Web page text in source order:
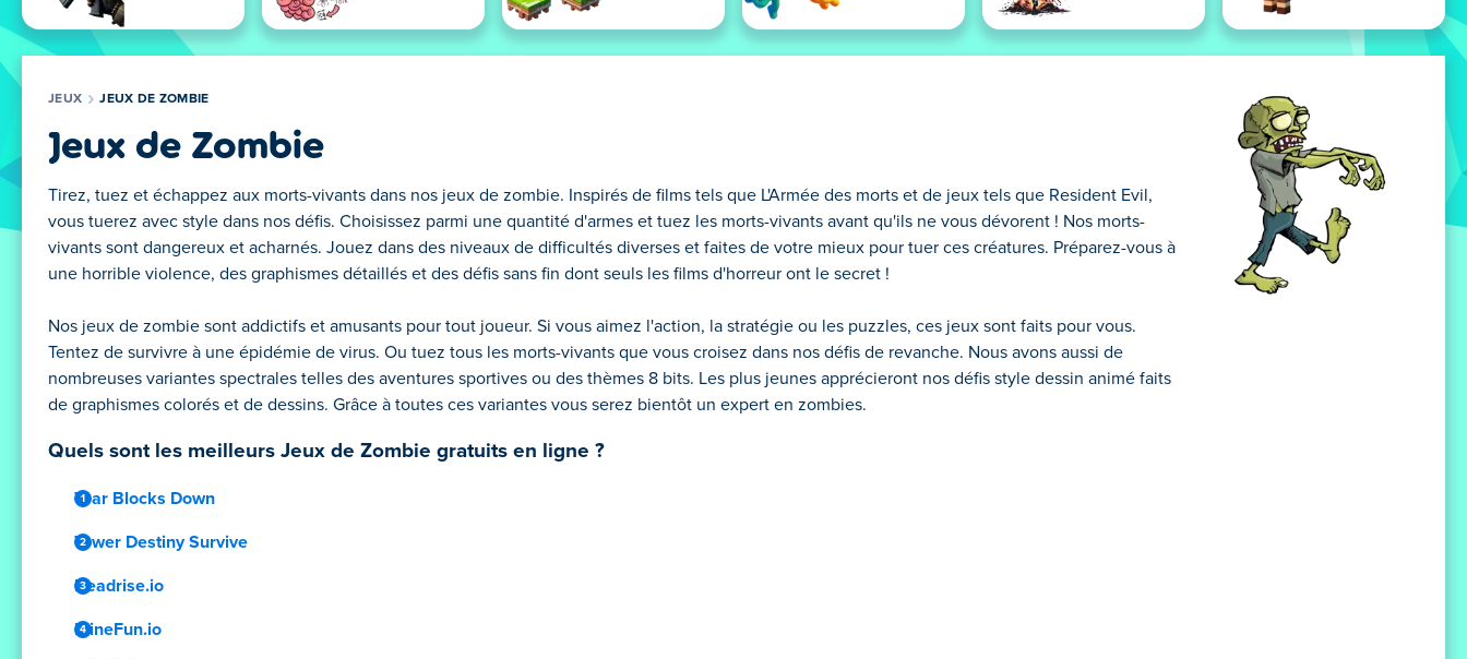
JEUX JEUX DE ZOMBIE
Jeux de Zombie
Tirez, tuez et échappez aux morts-vivants dans nos jeux de zombie. Inspirés de films tels que L'Armée des morts et de jeux tels que Resident Evil,
vous tuerez avec style dans nos défis. Choisissez parmi une quantité d'armes et tuez les morts-vivants avant qu'ils ne vous dévorent ! Nos morts-
vivants sont dangereux et acharnés. Jouez dans des niveaux de difficultés diverses et faites de votre mieux pour tuer ces créatures. Préparez-vous à
une horrible violence, des graphismes détaillés et des défis sans fin dont seuls les films d'horreur ont le secret !
Nos jeux de zombie sont addictifs et amusants pour tout joueur. Si vous aimez l'action, la stratégie ou les puzzles, ces jeux sont faits pour vous.
Tentez de survivre à une épidémie de virus. Ou tuez tous les morts-vivants que vous croisez dans nos défis de revanche. Nous avons aussi de
nombreuses variantes spectrales telles des aventures sportives ou des thèmes 8 bits. Les plus jeunes apprécieront nos défis style dessin animé faits
de graphismes colorés et de dessins. Grâce à toutes ces variantes vous serez bientôt un expert en zombies.
Quels sont les meilleurs Jeux de Zombie gratuits en ligne ?
Tear Blocks Down
Tower Destiny Survive
Deadrise.io
MineFun.io